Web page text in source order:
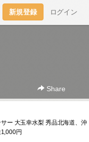
新規登録 ログイン
Share
ー 大玉幸水梨 秀品北海道、沖
円